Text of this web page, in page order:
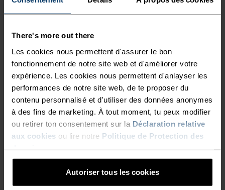
There's more out there
Les cookies nous permettent d'assurer le bon
fonctionnement de notre site web et d'améliorer votre
expérience. Les cookies nous permettent d'anlayser les
performances de notre site web, de te proposer du
contenu personnalisé et d'utiliser des données anonymes
à des fins de marketing. À tout moment, tu peux modifier
ou retirer ton consentement sur la Déclaration relative
aux cookies ou lire notre Politique de Protection des
Autoriser tous les cookies
mérinos le plus léger de notre gamme s’adapte à
performant pour toutes tes activités.
CONFORT MAXIMUM.
FONCTIONNALITÉ INÉGALÉE.
Des base layers hors pair qui te suivront partout.
NIVEAU D'ACTIVITÉ